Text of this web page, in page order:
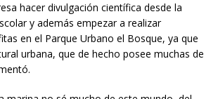
hacer divulgación científica desde la
y además empezar a realizar
en el Parque Urbano el Bosque, ya que
urbana, que de hecho posee muchas de